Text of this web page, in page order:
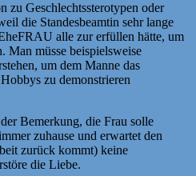
zu Geschlechtssterotypen oder
die Standesbeamtin sehr lange
alle zur erfüllen hätte, um
Man müsse beispielsweise
um dem Manne das
zu demonstrieren
Bemerkung, die Frau solle
zuhause und erwartet den
zurück kommt) keine
die Liebe.